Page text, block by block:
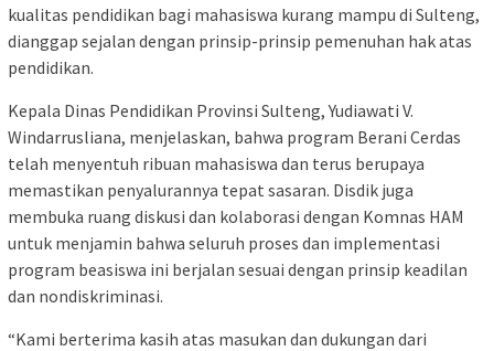
kualitas pendidikan bagi mahasiswa kurang mampu di Sulteng,
dianggap sejalan dengan prinsip-prinsip pemenuhan hak atas
pendidikan.
Kepala Dinas Pendidikan Provinsi Sulteng, Yudiawati V.
Windarrusliana, menjelaskan, bahwa program Berani Cerdas
telah menyentuh ribuan mahasiswa dan terus berupaya
memastikan penyalurannya tepat sasaran. Disdik juga
membuka ruang diskusi dan kolaborasi dengan Komnas HAM
untuk menjamin bahwa seluruh proses dan implementasi
program beasiswa ini berjalan sesuai dengan prinsip keadilan
dan nondiskriminasi.
“Kami berterima kasih atas masukan dan dukungan dari